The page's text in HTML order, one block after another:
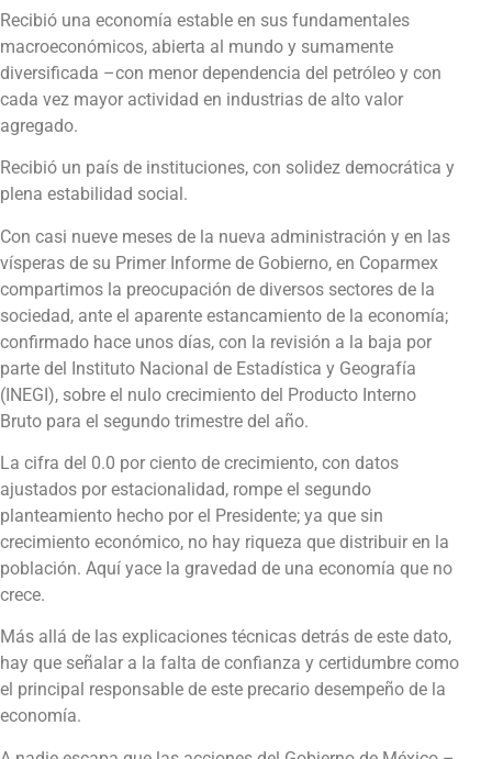
Recibió una economía estable en sus fundamentales
macroeconómicos, abierta al mundo y sumamente
diversificada –con menor dependencia del petróleo y con
cada vez mayor actividad en industrias de alto valor
agregado.
Recibió un país de instituciones, con solidez democrática y
plena estabilidad social.
Con casi nueve meses de la nueva administración y en las
vísperas de su Primer Informe de Gobierno, en Coparmex
compartimos la preocupación de diversos sectores de la
sociedad, ante el aparente estancamiento de la economía;
confirmado hace unos días, con la revisión a la baja por
parte del Instituto Nacional de Estadística y Geografía
(INEGI), sobre el nulo crecimiento del Producto Interno
Bruto para el segundo trimestre del año.
La cifra del 0.0 por ciento de crecimiento, con datos
ajustados por estacionalidad, rompe el segundo
planteamiento hecho por el Presidente; ya que sin
crecimiento económico, no hay riqueza que distribuir en la
población. Aquí yace la gravedad de una economía que no
crece.
Más allá de las explicaciones técnicas detrás de este dato,
hay que señalar a la falta de confianza y certidumbre como
el principal responsable de este precario desempeño de la
economía.